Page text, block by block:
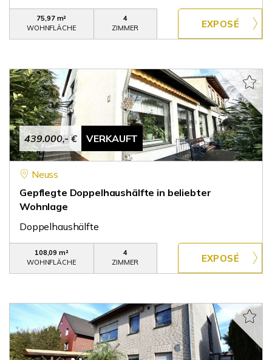
75,97 m²
WOHNFLÄCHE
4
ZIMMER
439.000,- € VERKAUFT
Neuss
Gepflegte Doppelhaushälfte in beliebter
Wohnlage
Doppelhaushälfte
108,09 m²
WOHNFLÄCHE
4
ZIMMER